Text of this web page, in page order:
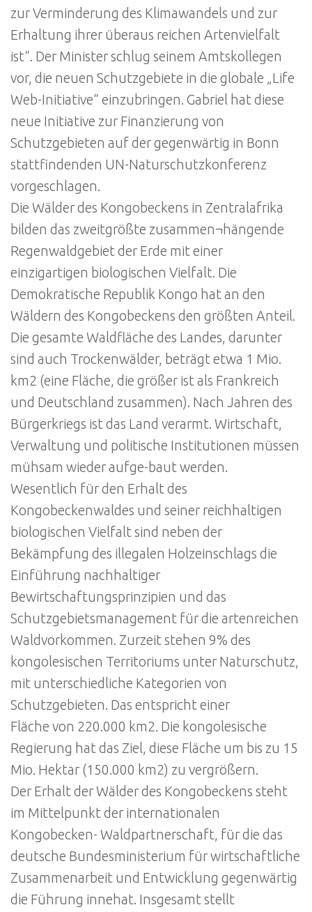
zur Verminderung des Klimawandels und zur
Erhaltung ihrer überaus reichen Artenvielfalt
ist“. Der Minister schlug seinem Amtskollegen
vor, die neuen Schutzgebiete in die globale „Life
Web-Initiative“ einzubringen. Gabriel hat diese
neue Initiative zur Finanzierung von
Schutzgebieten auf der gegenwärtig in Bonn
stattfindenden UN-Naturschutzkonferenz
vorgeschlagen.
Die Wälder des Kongobeckens in Zentralafrika
bilden das zweitgrößte zusammen¬hängende
Regenwaldgebiet der Erde mit einer
einzigartigen biologischen Vielfalt. Die
Demokratische Republik Kongo hat an den
Wäldern des Kongobeckens den größten Anteil.
Die gesamte Waldfläche des Landes, darunter
sind auch Trockenwälder, beträgt etwa 1 Mio.
km2 (eine Fläche, die größer ist als Frankreich
und Deutschland zusammen). Nach Jahren des
Bürgerkriegs ist das Land verarmt. Wirtschaft,
Verwaltung und politische Institutionen müssen
mühsam wieder aufge-baut werden.
Wesentlich für den Erhalt des
Kongobeckenwaldes und seiner reichhaltigen
biologischen Vielfalt sind neben der
Bekämpfung des illegalen Holzeinschlags die
Einführung nachhaltiger
Bewirtschaftungsprinzipien und das
Schutzgebietsmanagement für die artenreichen
Waldvorkommen. Zurzeit stehen 9% des
kongolesischen Territoriums unter Naturschutz,
mit unterschiedliche Kategorien von
Schutzgebieten. Das entspricht einer
Fläche von 220.000 km2. Die kongolesische
Regierung hat das Ziel, diese Fläche um bis zu 15
Mio. Hektar (150.000 km2) zu vergrößern.
Der Erhalt der Wälder des Kongobeckens steht
im Mittelpunkt der internationalen
Kongobecken- Waldpartnerschaft, für die das
deutsche Bundesministerium für wirtschaftliche
Zusammenarbeit und Entwicklung gegenwärtig
die Führung innehat. Insgesamt stellt